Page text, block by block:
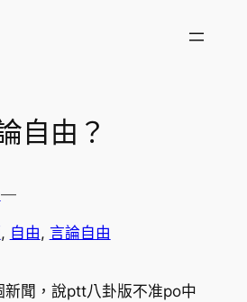
自由？
—
, 自由, 言論自由
新聞，說ptt八卦版不准po中